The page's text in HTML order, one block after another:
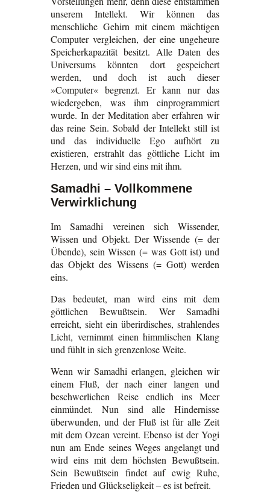
unserem Intellekt. Wir können das
menschliche Gehirn mit einem mächtigen
Computer vergleichen, der eine ungeheure
Speicherkapazität besitzt. Alle Daten des
Universums könnten dort gespeichert
werden, und doch ist auch dieser
»Computer« begrenzt. Er kann nur das
wiedergeben, was ihm einprogrammiert
wurde. In der Meditation aber erfahren wir
das reine Sein. Sobald der Intellekt still ist
und das individuelle Ego aufhört zu
existieren, erstrahlt das göttliche Licht im
Herzen, und wir sind eins mit ihm.
Samadhi – Vollkommene
Verwirklichung
Im Samadhi vereinen sich Wissender,
Wissen und Objekt. Der Wissende (= der
Übende), sein Wissen (= was Gott ist) und
das Objekt des Wissens (= Gott) werden
eins.
Das bedeutet, man wird eins mit dem
göttlichen Bewußtsein. Wer Samadhi
erreicht, sieht ein überirdisches, strahlendes
Licht, vernimmt einen himmlischen Klang
und fühlt in sich grenzenlose Weite.
Wenn wir Samadhi erlangen, gleichen wir
einem Fluß, der nach einer langen und
beschwerlichen Reise endlich ins Meer
einmündet. Nun sind alle Hindernisse
überwunden, und der Fluß ist für alle Zeit
mit dem Ozean vereint. Ebenso ist der Yogi
nun am Ende seines Weges angelangt und
wird eins mit dem höchsten Bewußtsein.
Sein Bewußtsein findet auf ewig Ruhe,
Frieden und Glückseligkeit – es ist befreit.